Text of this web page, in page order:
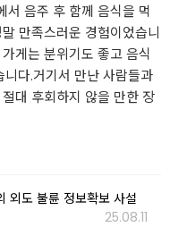
서 음주 후 함께 음식을 먹
만족스러운 경험이었습니
게는 분위기도 좋고 음식
다.거기서 만난 사람들과
대 후회하지 않을 만한 장
외도 불륜 정보확보 사설
25.08.11